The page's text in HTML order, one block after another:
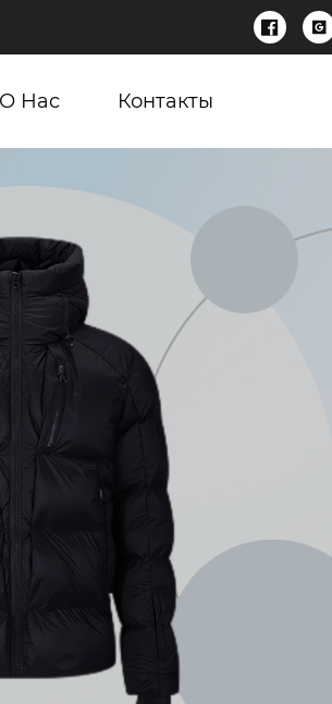
 
О Нас Контакты